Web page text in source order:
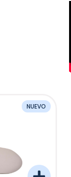
NUEVO